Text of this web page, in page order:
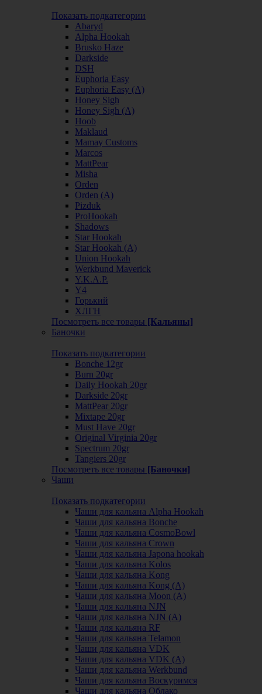
Показать подкатегории
Abaryd
Alpha Hookah
Brusko Haze
Darkside
DSH
Euphoria Easy
Euphoria Easy (А)
Honey Sigh
Honey Sigh (А)
Hoob
Maklaud
Mamay Customs
Marcos
MattPear
Misha
Orden
Orden (А)
Pizduk
ProHookah
Shadows
Star Hookah
Star Hookah (А)
Union Hookah
Werkbund Maverick
Y.K.A.P.
Y4
Горький
ХЛГН
Посмотреть все товары [Кальяны]
Баночки
Показать подкатегории
Bonche 12gr
Burn 20gr
Daily Hookah 20gr
Darkside 20gr
MattPear 20gr
Mixtape 20gr
Must Have 20gr
Original Virginia 20gr
Spectrum 20gr
Tangiers 20gr
Посмотреть все товары [Баночки]
Чаши
Показать подкатегории
Чаши для кальяна Alpha Hookah
Чаши для кальяна Bonche
Чаши для кальяна CosmoBowl
Чаши для кальяна Crown
Чаши для кальяна Japona hookah
Чаши для кальяна Kolos
Чаши для кальяна Kong
Чаши для кальяна Kong (A)
Чаши для кальяна Moon (А)
Чаши для кальяна NJN
Чаши для кальяна NJN (А)
Чаши для кальяна RF
Чаши для кальяна Telamon
Чаши для кальяна VDK
Чаши для кальяна VDK (А)
Чаши для кальяна Werkbund
Чаши для кальяна Воскуримся
Чаши для кальяна Облако